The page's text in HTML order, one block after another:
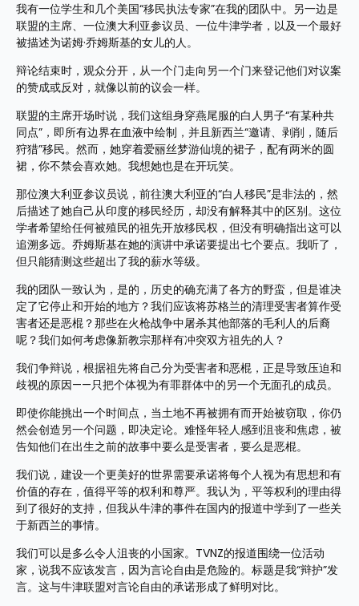
我有一位学生和几个美国“移民执法专家”在我的团队中。另一边是
联盟的主席、一位澳大利亚参议员、一位牛津学者，以及一个最好
被描述为诺姆·乔姆斯基的女儿的人。
辩论结束时，观众分开，从一个门走向另一个门来登记他们对议案
的赞成或反对，就像以前的议会一样。
联盟的主席开场时说，我们这组身穿燕尾服的白人男子“有某种共
同点”，即所有边界在血液中绘制，并且新西兰“邀请、剥削，随后
狩猎”移民。然而，她穿着爱丽丝梦游仙境的裙子，配有两米的圆
裙，你不禁会喜欢她。我想她也是在开玩笑。
那位澳大利亚参议员说，前往澳大利亚的“白人移民”是非法的，然
后描述了她自己从印度的移民经历，却没有解释其中的区别。这位
学者希望给任何被殖民的祖先开放移民权，但没有明确指出这可以
追溯多远。乔姆斯基在她的演讲中承诺要提出七个要点。我听了，
但只能猜测这些超出了我的薪水等级。
我的团队一致认为，是的，历史的确充满了各方的野蛮，但是谁决
定了它停止和开始的地方？我们应该将苏格兰的清理受害者算作受
害者还是恶棍？那些在火枪战争中屠杀其他部落的毛利人的后裔
呢？我们如何考虑像新教宗那样有冲突双方祖先的人？
我们争辩说，根据祖先将自己分为受害者和恶棍，正是导致压迫和
歧视的原因——只把个体视为有罪群体中的另一个无面孔的成员。
即使你能挑出一个时间点，当土地不再被拥有而开始被窃取，你仍
然会创造另一个问题，即决定论。难怪年轻人感到沮丧和焦虑，被
告知他们在出生之前的故事中要么是受害者，要么是恶棍。
我们说，建设一个更美好的世界需要承诺将每个人视为有思想和有
价值的存在，值得平等的权利和尊严。我认为，平等权利的理由得
到了很好的支持，但我从牛津的事件在国内的报道中学到了一些关
于新西兰的事情。
我们可以是多么令人沮丧的小国家。TVNZ的报道围绕一位活动
家，说我不应该发言，因为言论自由是危险的。标题是我“辩护”发
言。这与牛津联盟对言论自由的承诺形成了鲜明对比。